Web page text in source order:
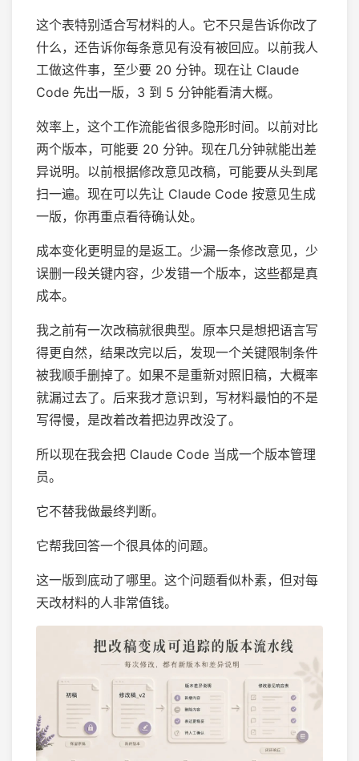
这个表特别适合写材料的人。它不只是告诉你改了
什么，还告诉你每条意见有没有被回应。以前我人
工做这件事，至少要 20 分钟。现在让 Claude
Code 先出一版，3 到 5 分钟能看清大概。
效率上，这个工作流能省很多隐形时间。以前对比
两个版本，可能要 20 分钟。现在几分钟就能出差
异说明。以前根据修改意见改稿，可能要从头到尾
扫一遍。现在可以先让 Claude Code 按意见生成
一版，你再重点看待确认处。
成本变化更明显的是返工。少漏一条修改意见，少
误删一段关键内容，少发错一个版本，这些都是真
成本。
我之前有一次改稿就很典型。原本只是想把语言写
得更自然，结果改完以后，发现一个关键限制条件
被我顺手删掉了。如果不是重新对照旧稿，大概率
就漏过去了。后来我才意识到，写材料最怕的不是
写得慢，是改着改着把边界改没了。
所以现在我会把 Claude Code 当成一个版本管理
员。
它不替我做最终判断。
它帮我回答一个很具体的问题。
这一版到底动了哪里。这个问题看似朴素，但对每
天改材料的人非常值钱。